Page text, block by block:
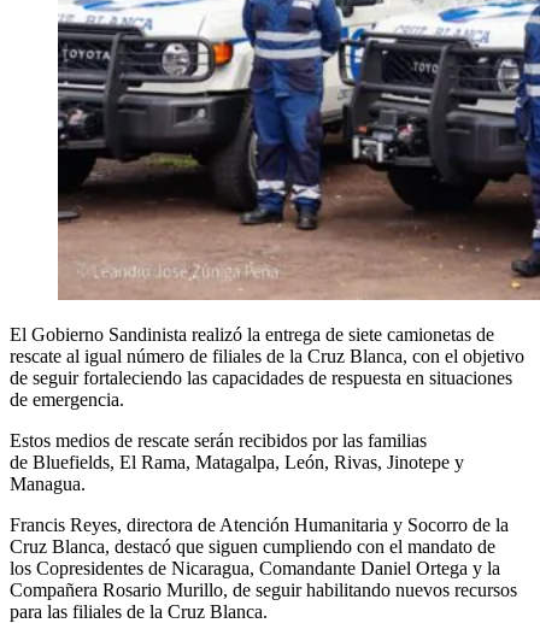
El Gobierno Sandinista realizó la entrega de siete camionetas de
rescate al igual número de filiales de la Cruz Blanca, con el objetivo
de seguir fortaleciendo las capacidades de respuesta en situaciones
de emergencia.
Estos medios de rescate serán recibidos por las familias
de Bluefields, El Rama, Matagalpa, León, Rivas, Jinotepe y
Managua.
Francis Reyes, directora de Atención Humanitaria y Socorro de la
Cruz Blanca, destacó que siguen cumpliendo con el mandato de
los Copresidentes de Nicaragua, Comandante Daniel Ortega y la
Compañera Rosario Murillo, de seguir habilitando nuevos recursos
para las filiales de la Cruz Blanca.